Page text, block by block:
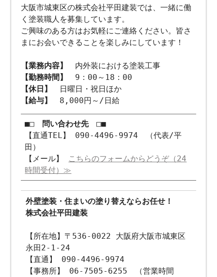
大阪市城東区の株式会社平田建装では、一緒に働
く塗装職人を募集しています。
ご興味のある方はお気軽にご連絡ください。皆さ
まにお会いできることを楽しみにしています！
【業務内容】
内外装における塗装工事
【勤務時間】
9：00～18：00
【休日】
日曜日・祝日ほか
【給与】
8,000円～/日給
■□ 問い合わせ先 □■
【直通TEL】 090-4496-9974 （代表/平
田）
【メール】 こちらのフォームからどうぞ（24
時間受付）≫
外壁塗装・住まいの塗り替えならお任せ！
株式会社平田建装
【所在地】〒536-0022 大阪府大阪市城東区
永田2-1-24
【直通】 090-4496-9974
【事務所】 06-7505-6255 （営業時間